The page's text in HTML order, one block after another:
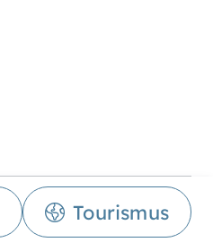
Tourismus